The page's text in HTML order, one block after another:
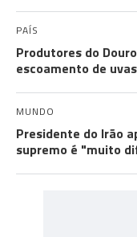
PAÍS
Produtores do
escoamento de
MUNDO
Presidente do Irão
supremo é "muito